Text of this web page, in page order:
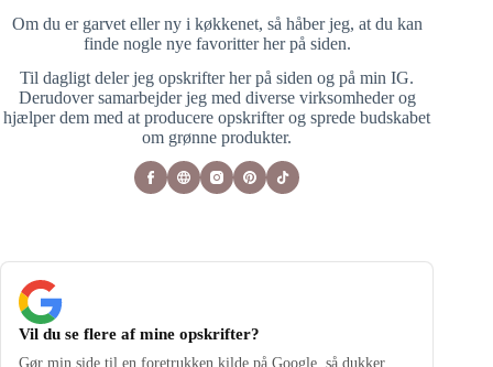
Om du er garvet eller ny i køkkenet, så håber jeg, at du kan
finde nogle nye favoritter her på siden.
Til dagligt deler jeg opskrifter her på siden og på min IG.
Derudover samarbejder jeg med diverse virksomheder og
hjælper dem med at producere opskrifter og sprede budskabet
om grønne produkter.
Vil du se flere af mine opskrifter?
Gør min side til en foretrukken kilde på Google, så dukker